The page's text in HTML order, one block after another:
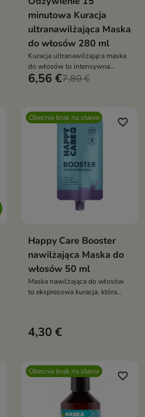
minutowa Kuracja
ultranawilżająca Maska
do włosów 280 ml
Kuracja ultranawilżająca maska
do włosów to intensywna
pielęgnacja
6,56 €7,80 €
Obecnie brak na stanie favorite_border
Happy Care Booster
nawilżająca Maska do
włosów 50 ml
Maska nawilżająca do włosów
to ekspresowa kuracja, która
4,30 €
Obecnie brak na stanie favorite_border